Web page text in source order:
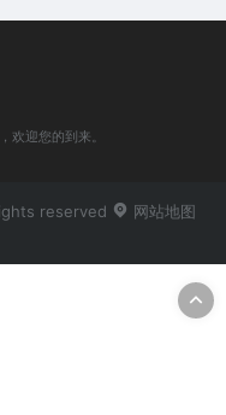
欢迎您的到来。
reserved
网站地图